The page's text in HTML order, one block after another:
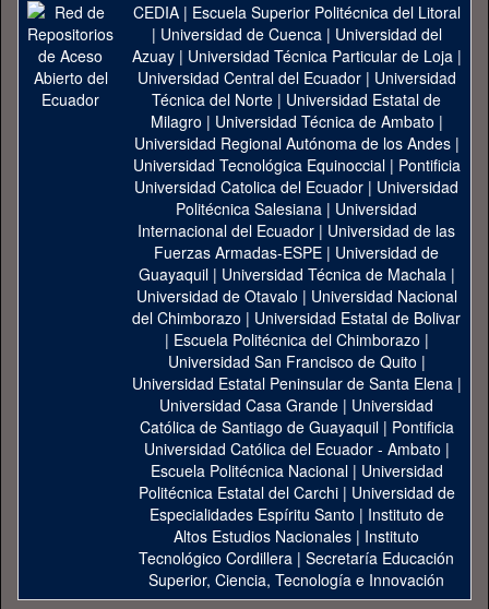
CEDIA| Escuela Superior Politécnica del Litoral
| Universidad de Cuenca| Universidad del
Azuay| Universidad Técnica Particular de Loja|
Universidad Central del Ecuador| Universidad
Técnica del Norte | Universidad Estatal de
Milagro | Universidad Técnica de Ambato |
Universidad Regional Autónoma de los Andes|
Universidad Tecnológica Equinoccial| Pontificia
Universidad Catolica del Ecuador | Universidad
Politécnica Salesiana | Universidad
Internacional del Ecuador | Universidad de las
Fuerzas Armadas-ESPE | Universidad de
Guayaquil| Universidad Técnica de Machala|
Universidad de Otavalo | Universidad Nacional
del Chimborazo | Universidad Estatal de Bolivar
| Escuela Politécnica del Chimborazo |
Universidad San Francisco de Quito |
Universidad Estatal Peninsular de Santa Elena|
Universidad Casa Grande | Universidad
Católica de Santiago de Guayaquil| Pontificia
Universidad Católica del Ecuador - Ambato |
Escuela Politécnica Nacional| Universidad
Politécnica Estatal del Carchi| Universidad de
Especialidades Espíritu Santo | Instituto de
Altos Estudios Nacionales | Instituto
Tecnológico Cordillera | Secretaría Educación
Superior, Ciencia, Tecnología e Innovación